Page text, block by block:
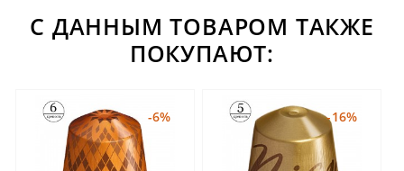
С ДАННЫМ ТОВАРОМ ТАКЖЕ
ПОКУПАЮТ:
-6% -16%